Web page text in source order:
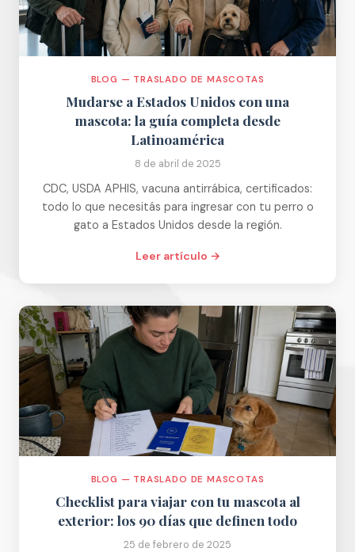
BLOG — TRASLADO DE MASCOTAS
Mudarse a Estados Unidos con una
mascota: la guía completa desde
Latinoamérica
8 de abril de 2025
CDC, USDA APHIS, vacuna antirrábica, certificados:
todo lo que necesitás para ingresar con tu perro o
gato a Estados Unidos desde la región.
Leer artículo →
BLOG — TRASLADO DE MASCOTAS
Checklist para viajar con tu mascota al
exterior: los 90 días que definen todo
25 de febrero de 2025